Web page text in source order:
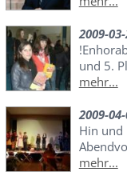
2009-
und 5.
mehr...
2009-
Hin und
mehr...